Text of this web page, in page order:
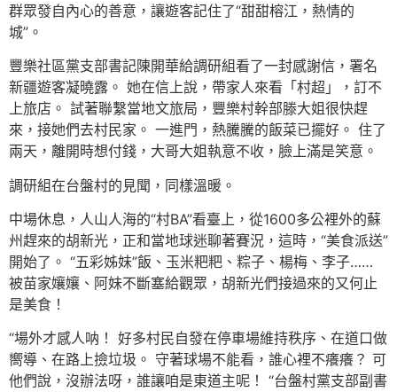
群眾發自內心的善意，讓遊客記住了“甜甜榕江，熱情的
城”。
豐樂社區黨支部書記陳開華給調研組看了一封感謝信，署名
新疆遊客凝曉露。 她在信上說，帶家人來看「村超」，訂不
上旅店。 試著聯繫當地文旅局，豐樂村幹部滕大姐很快趕
來，接她們去村民家。 一進門，熱騰騰的飯菜已擺好。 住了
兩天，離開時想付錢，大哥大姐執意不收，臉上滿是笑意。
調研組在台盤村的見聞，同樣溫暖。
中場休息，人山人海的“村BA”看臺上，從1600多公裡外的蘇
州趕來的胡新光，正和當地球迷聊著賽況，這時，“美食派送”
開始了。 “五彩姊妹”飯、玉米粑粑、粽子、楊梅、李子……
被苗家孃孃、阿妹不斷塞給觀眾，胡新光們接過來的又何止
是美食！
“場外才感人呐！ 好多村民自發在停車場維持秩序、在道口做
嚮導、在路上撿垃圾。 守著球場不能看，誰心裡不癢癢？ 可
他們說，沒辦法呀，誰讓咱是東道主呢！ “台盤村黨支部副書